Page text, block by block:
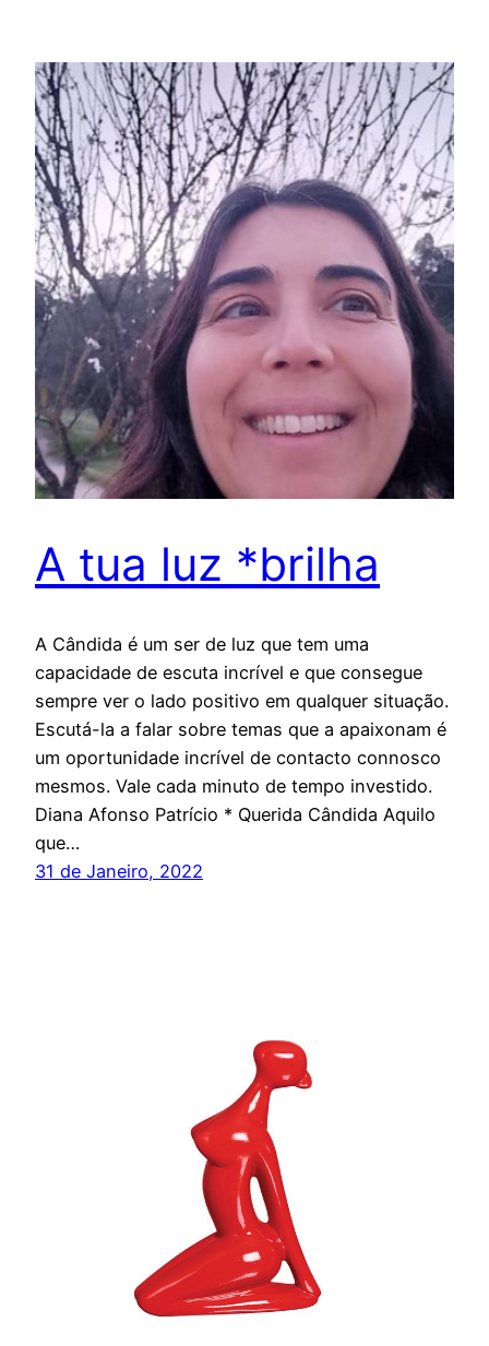
A tua luz *brilha
A Cândida é um ser de luz que tem uma
capacidade de escuta incrível e que consegue
sempre ver o lado positivo em qualquer situação.
Escutá-la a falar sobre temas que a apaixonam é
um oportunidade incrível de contacto connosco
mesmos. Vale cada minuto de tempo investido.
Diana Afonso Patrício * Querida Cândida Aquilo
que…
31 de Janeiro, 2022